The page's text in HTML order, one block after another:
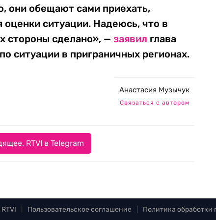
они обещают сами приехать,
оценки ситуации. Надеюсь, что в
стороны сделано», —заявил глава
ситуации в приграничных регионах.
Анастасия Музычук
Связаться с автором
RTVI в Telegram
Пользовательское соглашение Политика